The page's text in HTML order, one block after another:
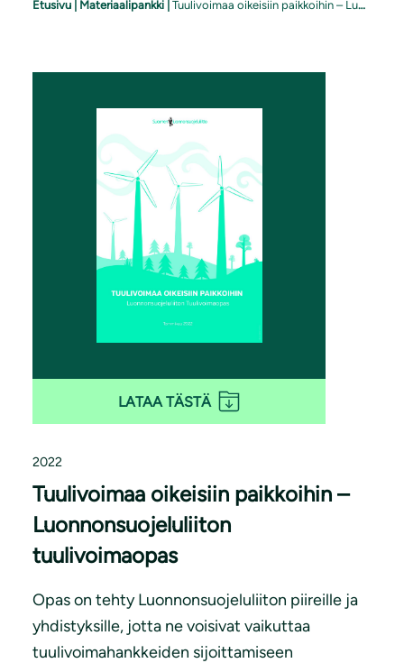
Etusivu Materiaalipankki Tuulivoimaa oikeisiin paikkoihin – Luonnonsuojeluliiton tuulivoimaopas
LATAA TÄSTÄ
2022
Tuulivoimaa oikeisiin paikkoihin –
Luonnonsuojeluliiton
tuulivoimaopas
Opas on tehty Luonnonsuojeluliiton piireille ja
yhdistyksille, jotta ne voisivat vaikuttaa
tuulivoimahankkeiden sijoittamiseen